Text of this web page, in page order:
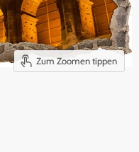
Zum Zoomen tippen